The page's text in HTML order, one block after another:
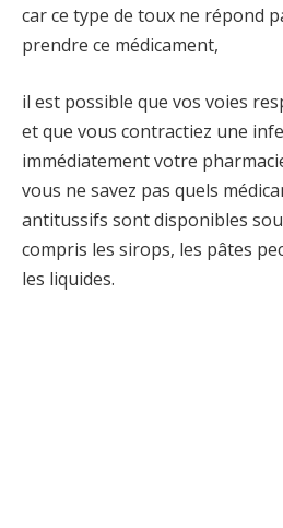
car ce type de toux ne répond
prendre ce médicament,
il est possible que vos voies
et que vous contractiez une
immédiatement votre
vous ne savez pas quels
antitussifs sont disponibles
compris les sirops, les pâtes
les liquides.